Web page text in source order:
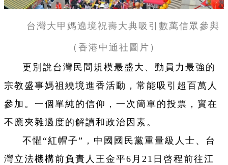
台灣大甲媽遶境祝壽大典吸引數萬信眾參與
（香港中通社圖片）
更別說台灣民間規模最盛大、動員力最強的
宗教盛事媽祖繞境進香活動，常能吸引超百萬人
參加。一個單純的信仰，一次簡單的投票，實在
不應夾雜過度的解讀和政治因素。
不懼“紅帽子”，中國國民黨重量級人士、台
灣立法機構前負責人王金平6月21日啓程前往江